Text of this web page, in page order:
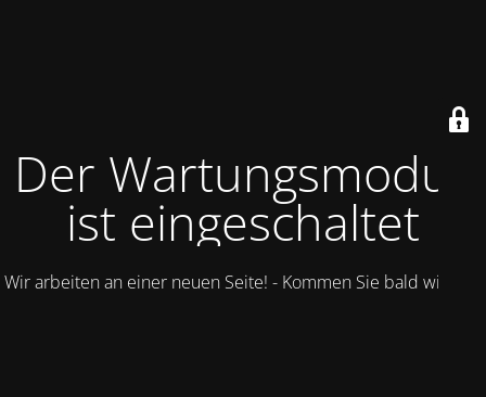
Der Wartungsmodus
ist eingeschaltet
Wir arbeiten an einer neuen Seite! - Kommen Sie bald wieder.